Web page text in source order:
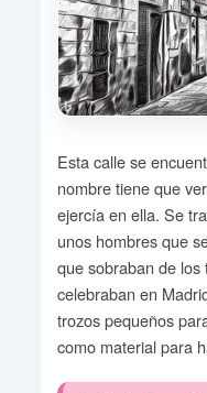
Esta calle se
nombre tiene que
ejercía en ella. Se
unos hombres que
que sobraban de
celebraban en
trozos pequeños
como material para